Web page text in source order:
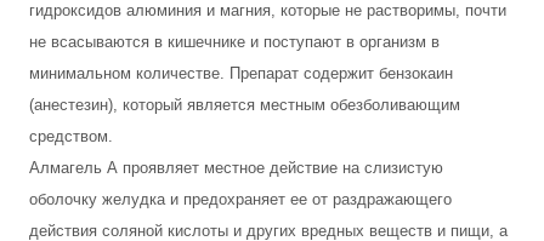
гидроксидов алюминия и магния, которые не растворимы, почти
не всасываются в кишечнике и поступают в организм в
минимальном количестве. Препарат содержит бензокаин
(анестезин), который является местным обезболивающим
средством.
Алмагель А проявляет местное действие на слизистую
оболочку желудка и предохраняет ее от раздражающего
действия соляной кислоты и других вредных веществ и пищи, а